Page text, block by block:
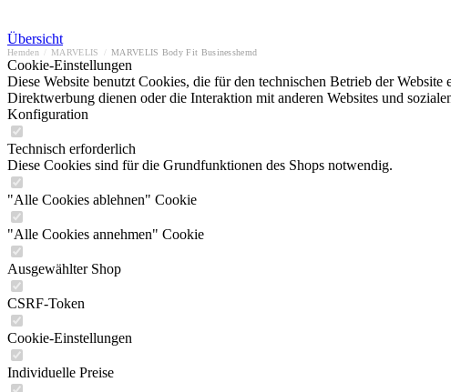
Übersicht
Hemden MARVELIS MARVELIS Body Fit Businesshemd
Cookie-Einstellungen
Diese Website benutzt Cookies, die für den technischen Betrieb der
Direktwerbung dienen oder die Interaktion mit anderen Websites und
Konfiguration
Technisch erforderlich
Diese Cookies sind für die Grundfunktionen des Shops notwendig.
"Alle Cookies ablehnen" Cookie
"Alle Cookies annehmen" Cookie
Ausgewählter Shop
CSRF-Token
Cookie-Einstellungen
Individuelle Preise